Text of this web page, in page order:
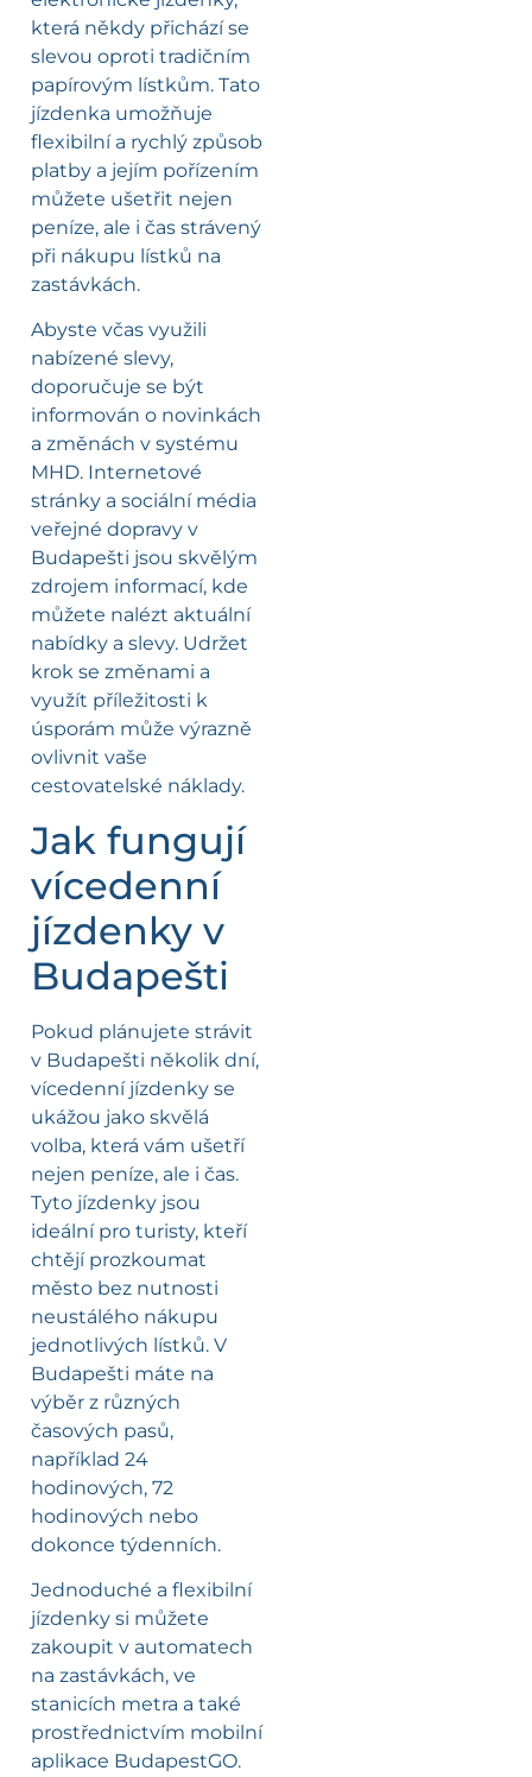
která někdy přichází se
slevou oproti tradičním
papírovým lístkům. Tato
jízdenka umožňuje
flexibilní a rychlý způsob
platby a jejím pořízením
můžete ušetřit nejen
peníze, ale i čas strávený
při nákupu lístků na
zastávkách.
Abyste včas využili
nabízené slevy,
doporučuje se být
informován o novinkách
a změnách v systému
MHD. Internetové
stránky a sociální média
veřejné dopravy v
Budapešti jsou skvělým
zdrojem informací, kde
můžete nalézt aktuální
nabídky a slevy. Udržet
krok se změnami a
využít příležitosti k
úsporám může výrazně
ovlivnit vaše
cestovatelské náklady.
Jak fungují
vícedenní
jízdenky v
Budapešti
Pokud plánujete strávit
v Budapešti několik dní,
vícedenní jízdenky se
ukážou jako skvělá
volba, která vám ušetří
nejen peníze, ale i čas.
Tyto jízdenky jsou
ideální pro turisty, kteří
chtějí prozkoumat
město bez nutnosti
neustálého nákupu
jednotlivých lístků. V
Budapešti máte na
výběr z různých
časových pasů,
například 24
hodinových, 72
hodinových nebo
dokonce týdenních.
Jednoduché a flexibilní
jízdenky si můžete
zakoupit v automatech
na zastávkách, ve
stanicích metra a také
prostřednictvím mobilní
aplikace BudapestGO.